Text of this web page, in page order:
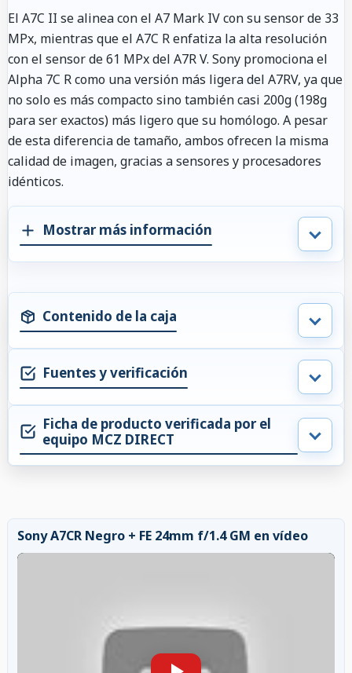
El A7C II se alinea con el A7 Mark IV con su sensor de 33
MPx, mientras que el A7C R enfatiza la alta resolución
con el sensor de 61 MPx del A7R V. Sony promociona el
Alpha 7C R como una versión más ligera del A7RV, ya que
no solo es más compacto sino también casi 200g (198g
para ser exactos) más ligero que su homólogo. A pesar
de esta diferencia de tamaño, ambos ofrecen la misma
calidad de imagen, gracias a sensores y procesadores
idénticos.
Mostrar más información
Contenido de la caja
Fuentes y verificación
Ficha de producto verificada por el
equipo MCZ DIRECT
Sony A7CR Negro + FE 24mm f/1.4 GM en vídeo